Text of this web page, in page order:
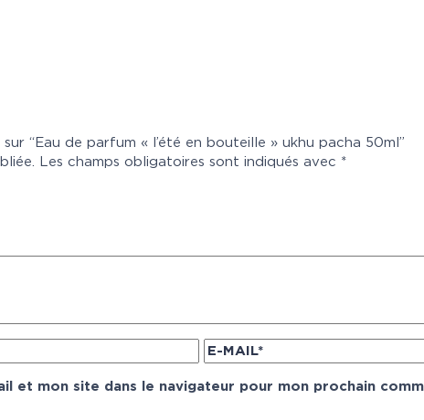
“Eau de parfum « l’été en bouteille » ukhu pacha 50ml”
Les champs obligatoires sont indiqués avec *
et mon site dans le navigateur pour mon prochain